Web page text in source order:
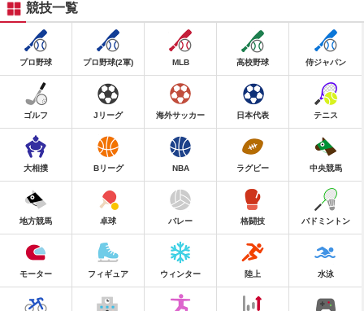
競技一覧
プロ野球 プロ野球(2軍) MLB 高校野球 侍ジャパン
ゴルフ Jリーグ 海外サッカー 日本代表 テニス
大相撲 Bリーグ NBA ラグビー 中央競馬
地方競馬 卓球 バレー 格闘技 バドミントン
モーター フィギュア ウィンター 陸上 水泳